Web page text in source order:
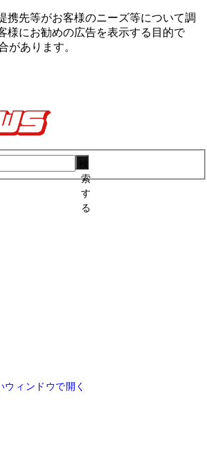
携先等がお客様のニーズ等について調
様にお勧めの広告を表⽰する⽬的で
があります。
索
す
る
ウィンドウで開く